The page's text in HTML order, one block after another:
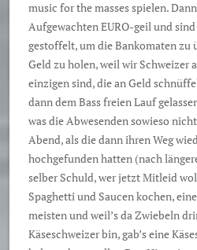
music for the masses spielen.
Aufgewachten EURO-geil und
gestoffelt, um die Bankomaten zu
Geld zu holen, weil wir Schweizer
einzigen sind, die an Geld
dann dem Bass freien Lauf
was die Abwesenden sowieso
Abend, als die dann ihren Weg
hochgefunden hatten (nach
selber Schuld, wer jetzt Mitleid
Spaghetti und Saucen kochen,
meisten und weil’s da Zwiebeln
Käseschweizer bin, gab’s eine